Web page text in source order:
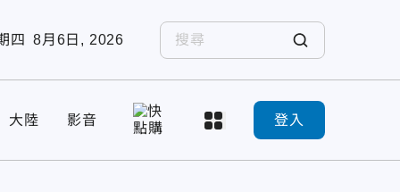
四 8月6日, 2026
大陸 影音 登入